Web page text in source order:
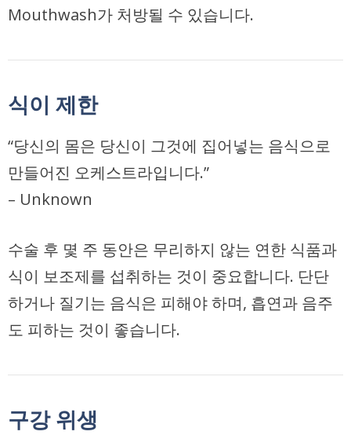
Mouthwash가 처방될 수 있습니다.
식이 제한
“당신의 몸은 당신이 그것에 집어넣는 음식으로
만들어진 오케스트라입니다.”
– Unknown
수술 후 몇 주 동안은 무리하지 않는 연한 식품과
식이 보조제를 섭취하는 것이 중요합니다. 단단
하거나 질기는 음식은 피해야 하며, 흡연과 음주
도 피하는 것이 좋습니다.
구강 위생